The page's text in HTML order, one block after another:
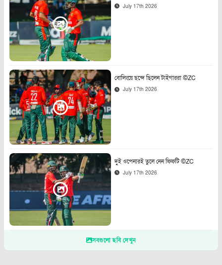
July 17th 2026
বোলিংয়ে ছন্দে ছিলেন টাইগাররা ©ZC
July 17th 2026
দুই ওপেনারই তুলে নেন ফিফটি ©ZC
July 17th 2026
সবগুলো ছবি দেখুন